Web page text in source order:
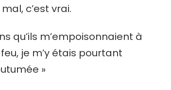
c’est vrai.
qu’ils m’empoisonnaient à
je m’y étais pourtant
»